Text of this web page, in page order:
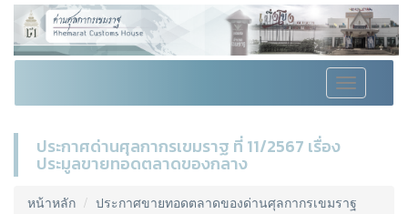
Toggle
navigation
ประกาศด่านศุลกากรเขมราฐ ที่ 11/2567 เรื่อง
ประมูลขายทอดตลาดของกลาง
หน้าหลัก ประกาศขายทอดตลาดของด่านศุลกากรเขมราฐ